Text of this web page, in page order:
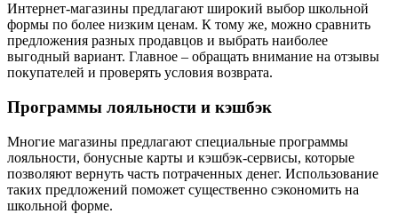
Интернет-магазины предлагают широкий выбор школьной
формы по более низким ценам. К тому же, можно сравнить
предложения разных продавцов и выбрать наиболее
выгодный вариант. Главное – обращать внимание на отзывы
покупателей и проверять условия возврата.
Программы лояльности и кэшбэк
Многие магазины предлагают специальные программы
лояльности, бонусные карты и кэшбэк-сервисы, которые
позволяют вернуть часть потраченных денег. Использование
таких предложений поможет существенно сэкономить на
школьной форме.